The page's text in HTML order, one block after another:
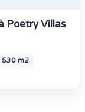
Poetry Villas
530 m2